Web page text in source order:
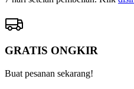
GRATIS ONGKIR
Buat pesanan sekarang!